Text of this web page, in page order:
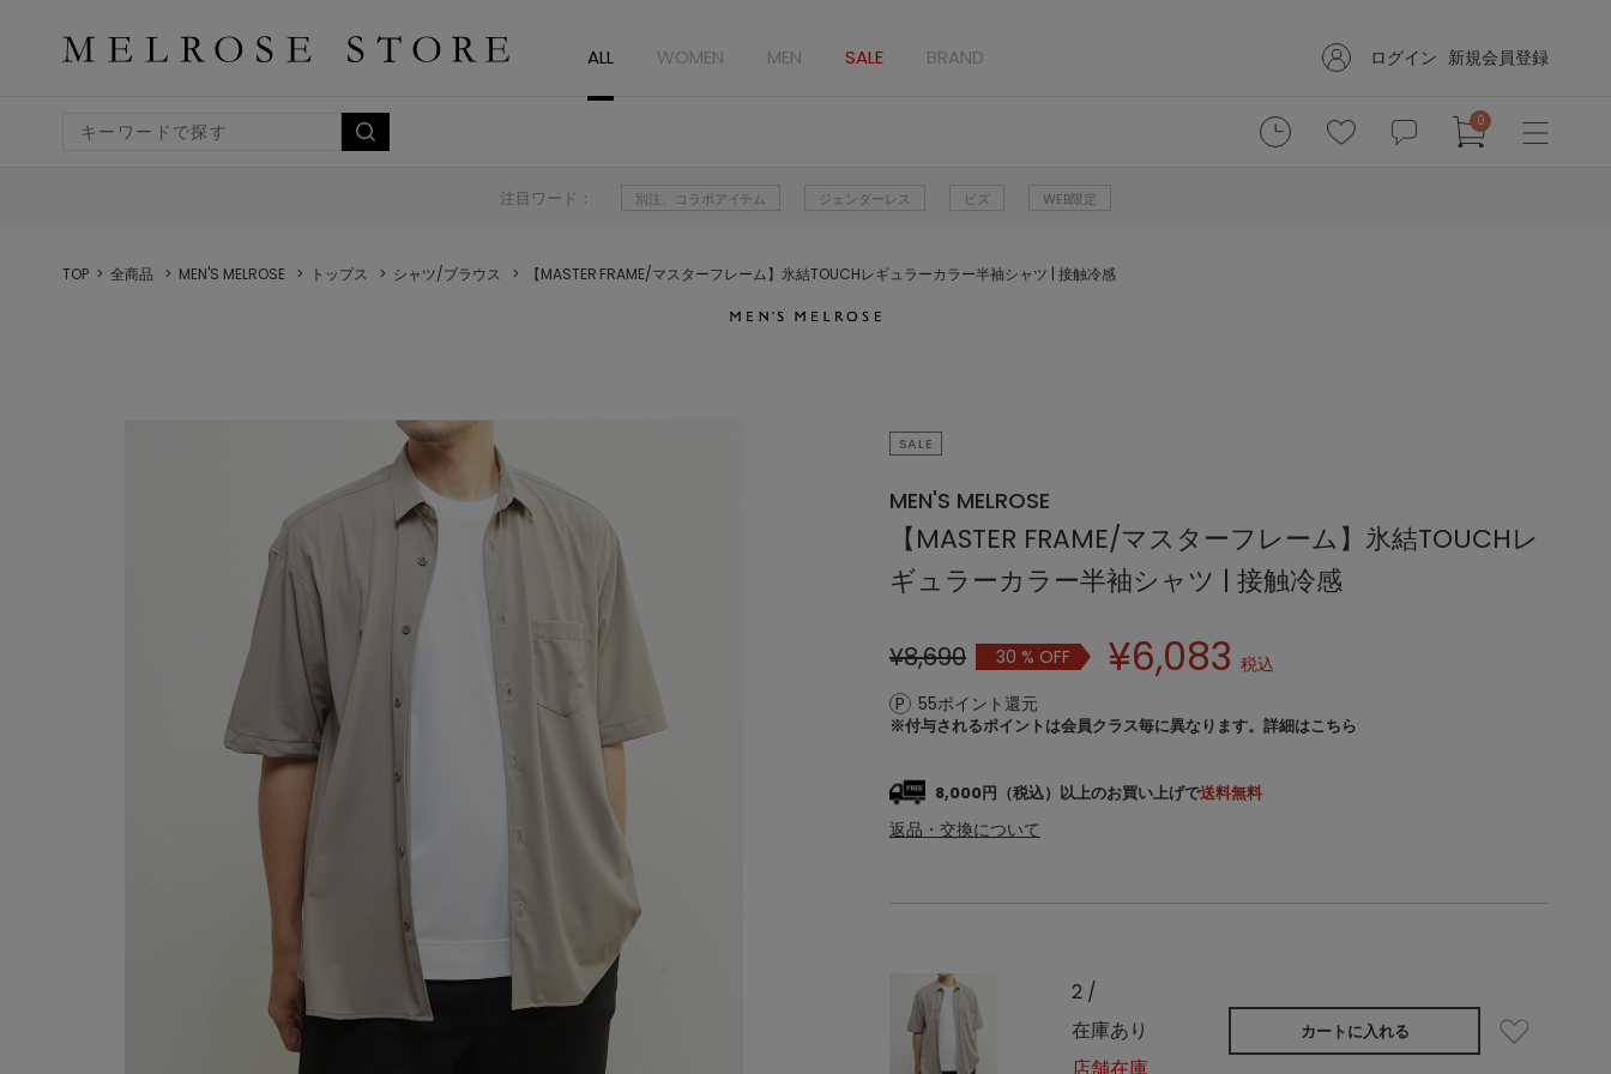
ALL WOMEN MEN SALE BRAND ログイン 新規会員登録
0
注目ワード： 別注、コラボアイテム ジェンダーレス ビズ WEB限定
TOP 全商品 MEN'S MELROSE トップス シャツ/ブラウス 【MASTER FRAME/マスターフレーム】氷結TOUCHレギュラーカラー半袖シャツ | 接触冷感
SALE
MEN'S MELROSE
【MASTER FRAME/マスターフレーム】氷結TOUCHレ
ギュラーカラー半袖シャツ | 接触冷感
¥8,690 30 % OFF ¥6,083 税込
55ポイント還元
※付与されるポイントは会員クラス毎に異なります。 詳細はこちら
8,000円（税込）以上のお買い上げで送料無料
返品・交換について
2 /
在庫あり
カートに入れる